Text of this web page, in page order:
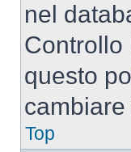
nel
Controllo
questo
Top